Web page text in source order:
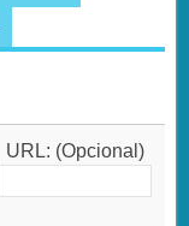
URL: (Opcional)